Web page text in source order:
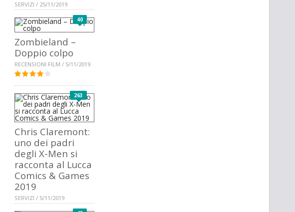
SERVIZI / 25/11/2019
40
Zombieland –
Doppio colpo
RECENSIONI FILM / 5/11/2019
263
Chris Claremont:
uno dei padri
degli X-Men si
racconta al Lucca
Comics & Games
2019
SERVIZI / 5/11/2019